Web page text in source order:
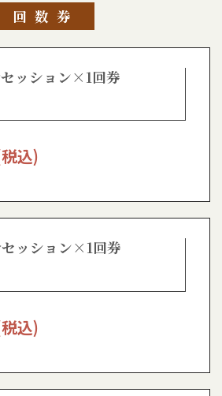
回数券
ッション×1回券
込)
ッション×1回券
込)